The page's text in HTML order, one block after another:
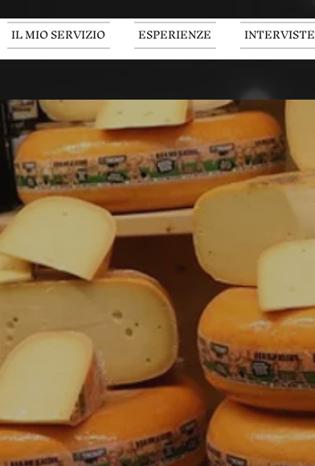
IL MIO SERVIZIO ESPERIENZE INTERVISTE